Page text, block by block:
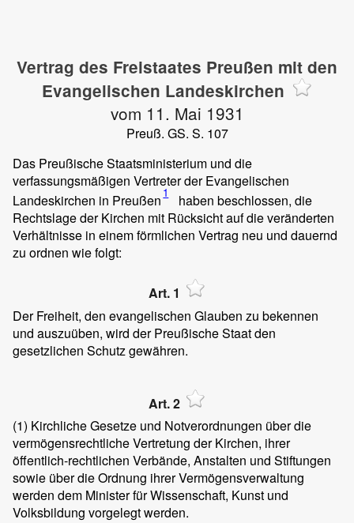
Vertrag des Freistaates Preußen mit den
Evangelischen Landeskirchen
vom 11. Mai 1931
Preuß. GS. S. 107
Das Preußische Staatsministerium und die
verfassungsmäßigen Vertreter der Evangelischen
Landeskirchen in Preußen 1
haben beschlossen, die
Rechtslage der Kirchen mit Rücksicht auf die veränderten
Verhältnisse in einem förmlichen Vertrag neu und dauernd
zu ordnen wie folgt:
Art. 1
Der Freiheit, den evangelischen Glauben zu bekennen
und auszuüben, wird der Preußische Staat den
gesetzlichen Schutz gewähren.
Art. 2
(1) Kirchliche Gesetze und Notverordnungen über die
vermögensrechtliche Vertretung der Kirchen, ihrer
öffentlich-rechtlichen Verbände, Anstalten und Stiftungen
sowie über die Ordnung ihrer Vermögensverwaltung
werden dem Minister für Wissenschaft, Kunst und
Volksbildung vorgelegt werden.